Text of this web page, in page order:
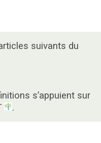
suivants du
s’appuient sur
.